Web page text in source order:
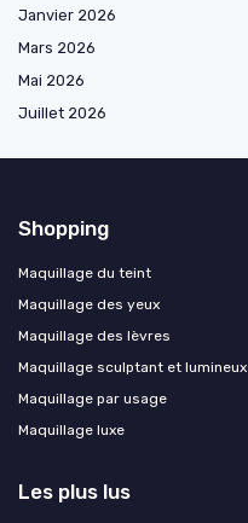
Janvier 2026
Mars 2026
Mai 2026
Juillet 2026
Shopping
Maquillage du teint
Maquillage des yeux
Maquillage des lèvres
Maquillage sculptant et lumineux
Maquillage par usage
Maquillage luxe
Les plus lus